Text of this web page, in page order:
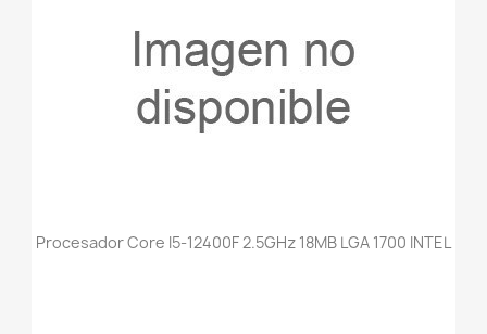
Procesador Core I5-12400F 2.5GHz 18MB LGA 1700 INTEL